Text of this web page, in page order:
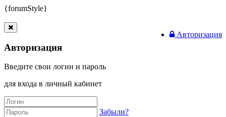
{forumStyle}
Авторизация
Авторизация
Введите свои логин и пароль
для входа в личный кабинет
Забыли?